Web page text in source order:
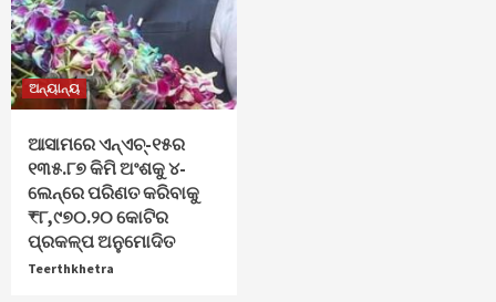
ଅନ୍ୟାନ୍ୟ
ଆସାମରେ ଏନ୍ଏଚ୍-୧୫ର
୧୩୫.୮୭ କିମି ଅଂଶକୁ ୪-
ଲେନ୍‌ରେ ପରିଣତ କରିବାକୁ
₹୮,୯୭୦.୨୦ କୋଟିର
ପ୍ରକଳ୍ପ ଅନୁମୋଦିତ
Teerthkhetra